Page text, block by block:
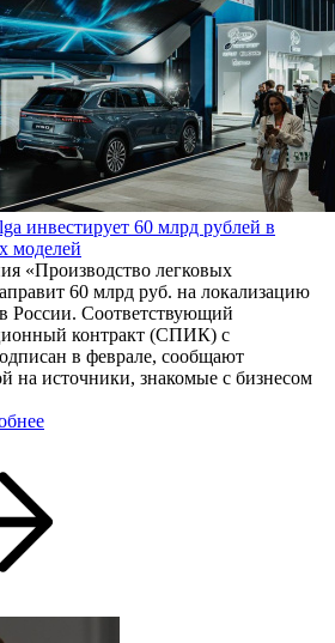
инвестирует 60 млрд рублей в
моделей
«Производство легковых
60 млрд руб. на локализацию
России. Соответствующий
контракт (СПИК) с
в феврале, сообщают
на источники, знакомые с бизнесом